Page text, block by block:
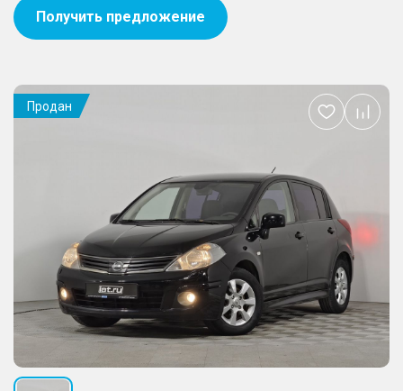
Получить предложение
Продан
Добавить
в